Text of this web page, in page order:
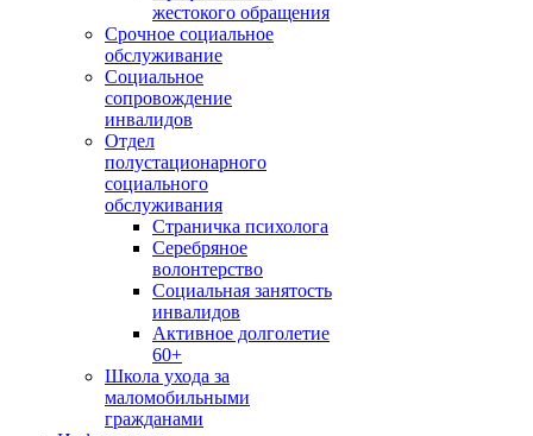
жестокого обращения
Срочное социальное
обслуживание
Социальное
сопровождение
инвалидов
Отдел
полустационарного
социального
обслуживания
Страничка психолога
Серебряное
волонтерство
Социальная занятость
инвалидов
Активное долголетие
60+
Школа ухода за
маломобильными
гражданами